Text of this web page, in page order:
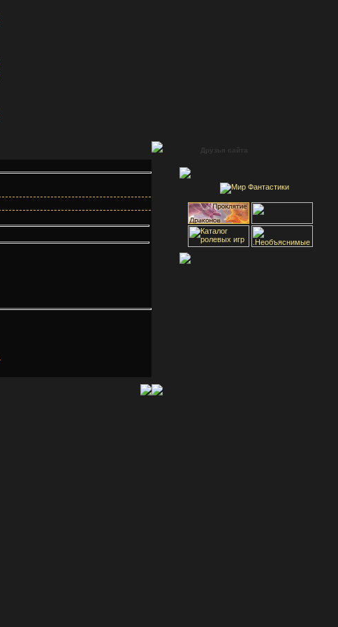
Друзья сайта